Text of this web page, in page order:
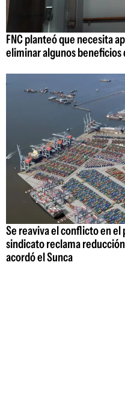
FNC planteó que necesita
eliminar algunos
Se reaviva el conflicto en el
sindicato reclama
acordó el Sunca